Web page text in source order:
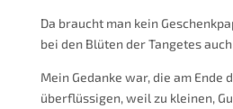
Da braucht man kein
bei den Blüten der Tangetes
Mein Gedanke war, die am Ende
überflüssigen, weil zu kleinen,